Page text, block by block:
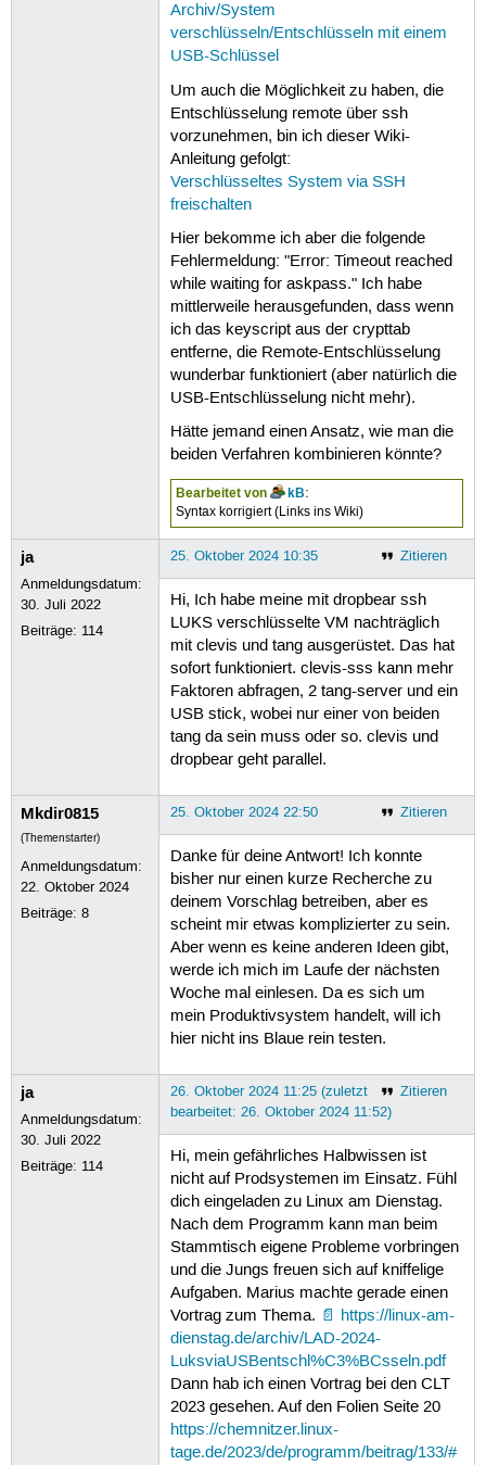
Archiv/System
verschlüsseln/Entschlüsseln mit einem
USB-Schlüssel
Um auch die Möglichkeit zu haben, die
Entschlüsselung remote über ssh
vorzunehmen, bin ich dieser Wiki-
Anleitung gefolgt:
Verschlüsseltes System via SSH
freischalten
Hier bekomme ich aber die folgende
Fehlermeldung: "Error: Timeout reached
while waiting for askpass." Ich habe
mittlerweile herausgefunden, dass wenn
ich das keyscript aus der crypttab
entferne, die Remote-Entschlüsselung
wunderbar funktioniert (aber natürlich die
USB-Entschlüsselung nicht mehr).
Hätte jemand einen Ansatz, wie man die
beiden Verfahren kombinieren könnte?
Bearbeitet von kB:
Syntax korrigiert (Links ins Wiki)
ja
Anmeldungsdatum:
30. Juli 2022
Beiträge: 114
Zitieren
25. Oktober 2024 10:35
Hi, Ich habe meine mit dropbear ssh
LUKS verschlüsselte VM nachträglich
mit clevis und tang ausgerüstet. Das hat
sofort funktioniert. clevis-sss kann mehr
Faktoren abfragen, 2 tang-server und ein
USB stick, wobei nur einer von beiden
tang da sein muss oder so. clevis und
dropbear geht parallel.
Mkdir0815
(Themenstarter)
Anmeldungsdatum:
22. Oktober 2024
Beiträge:8
Zitieren
25. Oktober 2024 22:50
Danke für deine Antwort! Ich konnte
bisher nur einen kurze Recherche zu
deinem Vorschlag betreiben, aber es
scheint mir etwas komplizierter zu sein.
Aber wenn es keine anderen Ideen gibt,
werde ich mich im Laufe der nächsten
Woche mal einlesen. Da es sich um
mein Produktivsystem handelt, will ich
hier nicht ins Blaue rein testen.
ja
Anmeldungsdatum:
30. Juli 2022
Beiträge: 114
Zitieren
26. Oktober 2024 11:25 (zuletzt
bearbeitet: 26. Oktober 2024 11:52)
Hi, mein gefährliches Halbwissen ist
nicht auf Prodsystemen im Einsatz. Fühl
dich eingeladen zu Linux am Dienstag.
Nach dem Programm kann man beim
Stammtisch eigene Probleme vorbringen
und die Jungs freuen sich auf kniffelige
Aufgaben. Marius machte gerade einen
Vortrag zum Thema.
https://linux-am-
dienstag.de/archiv/LAD-2024-
LuksviaUSBentschl%C3%BCsseln.pdf
Dann hab ich einen Vortrag bei den CLT
2023 gesehen. Auf den Folien Seite 20
https://chemnitzer.linux-
tage.de/2023/de/programm/beitrag/133/#